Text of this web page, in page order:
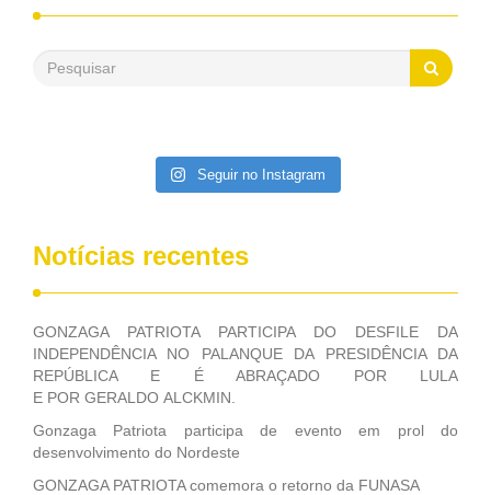
reais, com suas maravilhosas ações, dentre alas, mais de
saneamento básico, em pequenas comunidades rurais.
Patriota disse ainda que, mesmo sem mandato,
Seguir no Instagram
Notícias recentes
GONZAGA PATRIOTA PARTICIPA DO DESFILE DA
INDEPENDÊNCIA NO PALANQUE DA PRESIDÊNCIA DA
REPÚBLICA E É ABRAÇADO POR LULA
E POR GERALDO ALCKMIN.
Gonzaga Patriota participa de evento em prol do
desenvolvimento do Nordeste
GONZAGA PATRIOTA comemora o retorno da FUNASA